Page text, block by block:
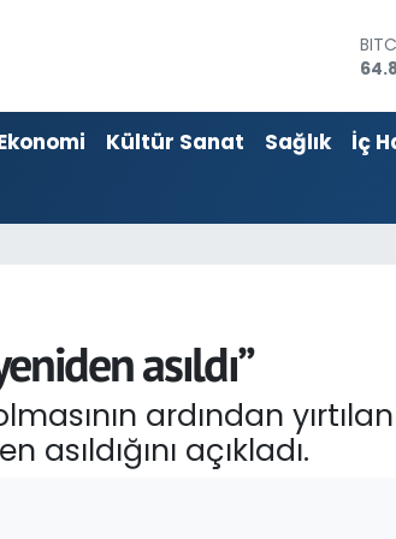
Kültür Sanat Sağlık İç
asıldı”
ardından
açıkladı.